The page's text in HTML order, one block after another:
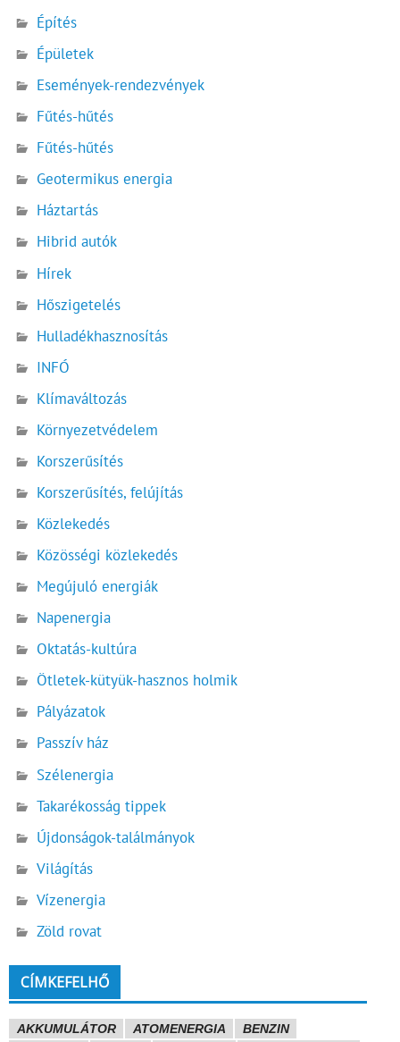
Építés
Épületek
Események-rendezvények
Fűtés-hűtés
Fűtés-hűtés
Geotermikus energia
Háztartás
Hibrid autók
Hírek
Hőszigetelés
Hulladékhasznosítás
INFÓ
Klímaváltozás
Környezetvédelem
Korszerűsítés
Korszerűsítés, felújítás
Közlekedés
Közösségi közlekedés
Megújuló energiák
Napenergia
Oktatás-kultúra
Ötletek-kütyük-hasznos holmik
Pályázatok
Passzív ház
Szélenergia
Takarékosság tippek
Újdonságok-találmányok
Világítás
Vízenergia
Zöld rovat
CÍMKEFELHŐ
AKKUMULÁTOR ATOMENERGIA
BENZIN